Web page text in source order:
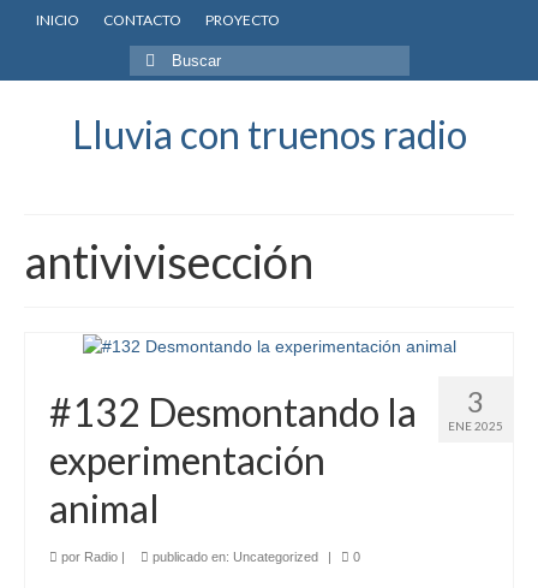
INICIO CONTACTO PROYECTO
Buscar
por:
Lluvia con truenos radio
antivivisección
3
ENE 2025
#132 Desmontando la
experimentación
animal
por Radio publicado en: Uncategorized 0